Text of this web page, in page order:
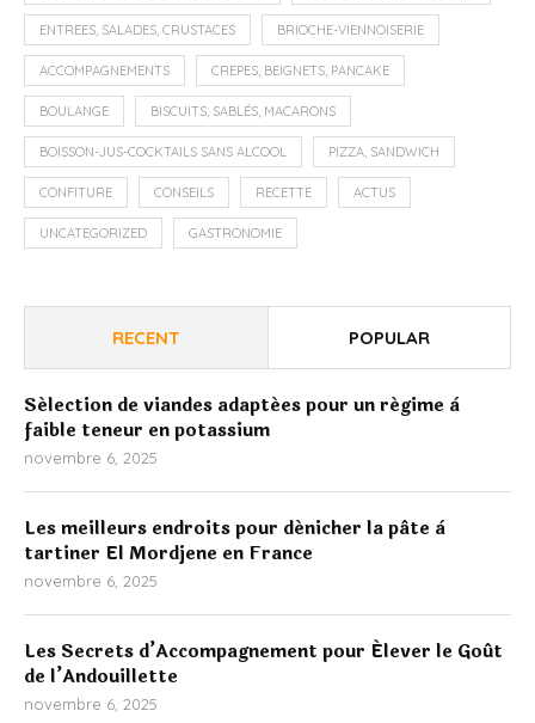
ENTREES, SALADES, CRUSTACES BRIOCHE-VIENNOISERIE
ACCOMPAGNEMENTS CREPES, BEIGNETS, PANCAKE
BOULANGE BISCUITS, SABLÉS, MACARONS
BOISSON-JUS-COCKTAILS SANS ALCOOL PIZZA, SANDWICH
CONFITURE CONSEILS RECETTE ACTUS
UNCATEGORIZED GASTRONOMIE
RECENT POPULAR
Sélection de viandes adaptées pour un régime à
faible teneur en potassium
novembre 6, 2025
Les meilleurs endroits pour dénicher la pâte à
tartiner El Mordjene en France
novembre 6, 2025
Les Secrets d’Accompagnement pour Élever le Goût
de l’Andouillette
novembre 6, 2025